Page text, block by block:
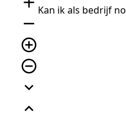
remove
add_circle_outline
remove_circle_outline
expand_more
expand_less
Kan ik als bedrijf